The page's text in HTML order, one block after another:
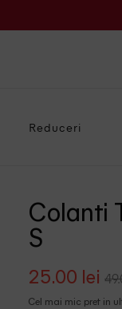
Reduceri
Colanti
S
25.00 lei
Cel mai mic pret in